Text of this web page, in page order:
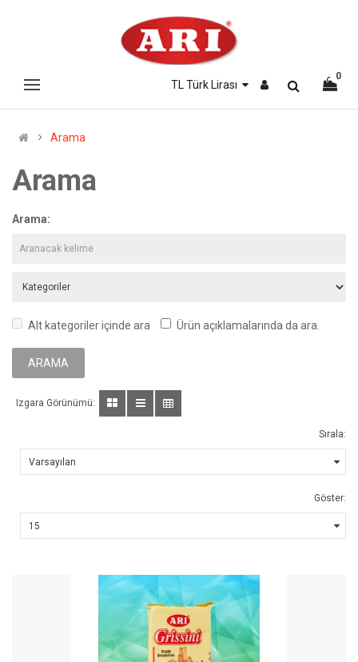
0
Arama
Arama
Arama:
Alt kategoriler içinde ara Ürün açıklamalarında da ara.
Izgara Görünümü:
Sırala:
Göster: